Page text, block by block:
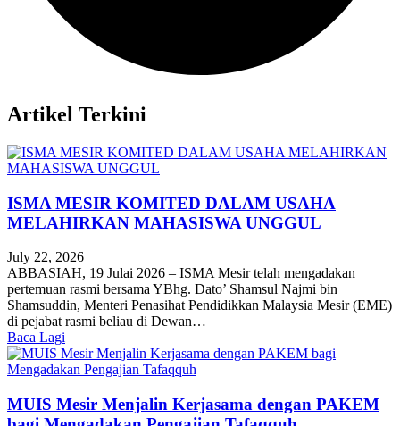
Artikel Terkini
ISMA MESIR KOMITED DALAM USAHA
MELAHIRKAN MAHASISWA UNGGUL
July 22, 2026
ABBASIAH, 19 Julai 2026 – ISMA Mesir telah mengadakan
pertemuan rasmi bersama YBhg. Dato’ Shamsul Najmi bin
Shamsuddin, Menteri Penasihat Pendidikkan Malaysia Mesir (EME)
di pejabat rasmi beliau di Dewan…
Baca Lagi
MUIS Mesir Menjalin Kerjasama dengan PAKEM